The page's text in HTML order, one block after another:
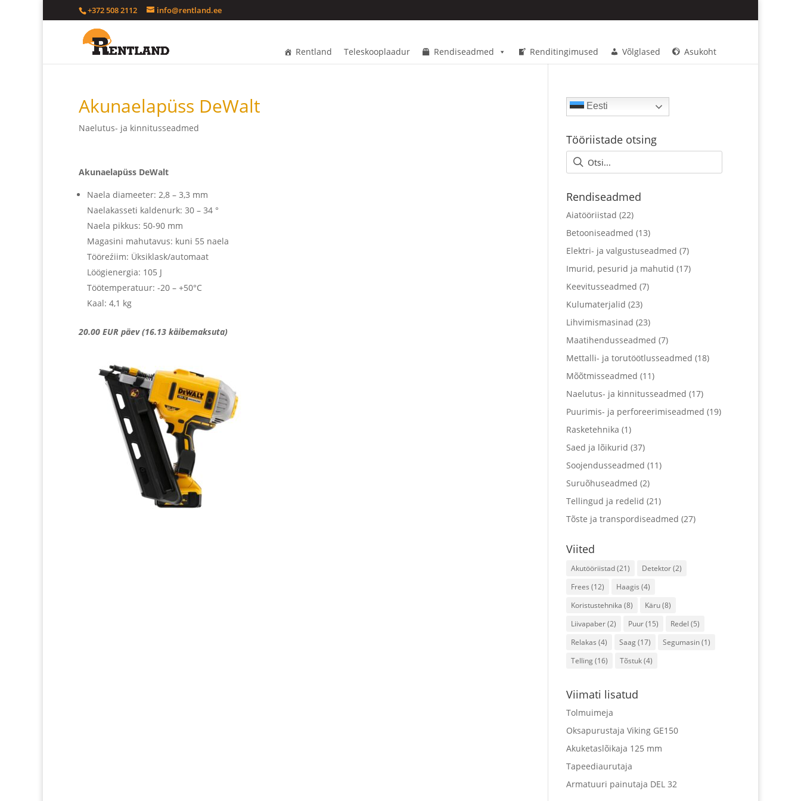
+372 508 2112 info@rentland.ee
Rentland Teleskooplaadur Rendiseadmed Renditingimused Võlglased Asukoht
Akunaelapüss DeWalt
Naelutus- ja kinnitusseadmed
Akunaelapüss DeWalt
Naela diameeter: 2,8 – 3,3 mm
Naelakasseti kaldenurk: 30 – 34 °
Naela pikkus: 50-90 mm
Magasini mahutavus: kuni 55 naela
Tööreźiim: Üksiklask/automaat
Löögienergia: 105 J
Töötemperatuur: -20 – +50°C
Kaal: 4,1 kg
20.00 EUR päev (16.13 käibemaksuta)
Eesti
Tööriistade otsing
Rendiseadmed
Aiatööriistad (22)
Betooniseadmed (13)
Elektri- ja valgustuseadmed (7)
Imurid, pesurid ja mahutid (17)
Keevitusseadmed (7)
Kulumaterjalid (23)
Lihvimismasinad (23)
Maatihendusseadmed (7)
Mettalli- ja torutöötlusseadmed (18)
Mõõtmisseadmed (11)
Naelutus- ja kinnitusseadmed (17)
Puurimis- ja perforeerimiseadmed (19)
Rasketehnika (1)
Saed ja lõikurid (37)
Soojendusseadmed (11)
Suruõhuseadmed (2)
Tellingud ja redelid (21)
Tõste ja transpordiseadmed (27)
Viited
Akutööriistad(21) Detektor(2)
Frees (12) Haagis (4)
Koristustehnika (8) Käru(8)
Liivapaber(2) Puur(15) Redel (5)
Relakas (4) Saag(17) Segumasin(1)
Telling(16) Tõstuk(4)
Viimati lisatud
Tolmuimeja
Oksapurustaja Viking GE150
Akuketaslõikaja 125 mm
Tapeediaurutaja
Armatuuri painutaja DEL 32